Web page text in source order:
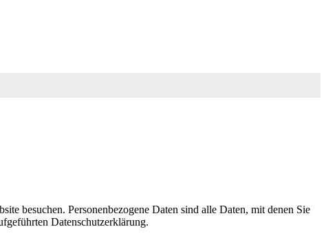
besuchen. Personenbezogene Daten sind alle Daten, mit denen Sie
Datenschutzerklärung.